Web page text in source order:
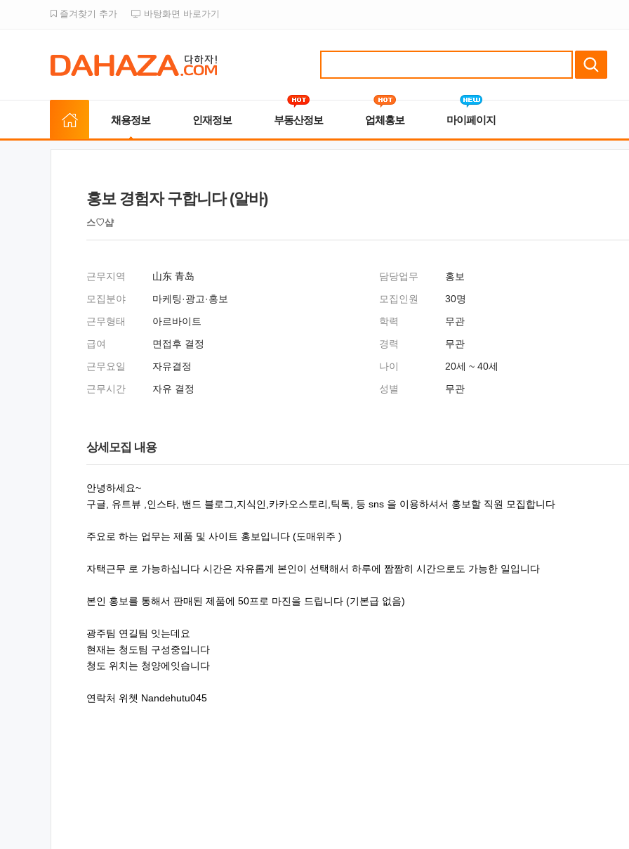
즐겨찾기 추가 바탕화면 바로가기
채용정보 인재정보 부동산정보 업체홍보 마이페이지
홍보 경험자 구합니다 (알바)
스♡샵
근무지역
山东 青岛
모집분야
마케팅·광고·홍보
근무형태
아르바이트
급여
면접후 결정
근무요일
자유결정
근무시간
자유 결정
담당업무
홍보
모집인원
30명
학력
무관
경력
무관
나이
20세 ~ 40세
성별
무관
상세모집 내용
안녕하세요~
구글, 유트뷰 ,인스타, 밴드 블로그,지식인,카카오스토리,틱톡, 등 sns 을 이용하셔서 홍보할 직원 모집합니다
주요로 하는 업무는 제품 및 사이트 홍보입니다 (도매위주 )
자택근무 로 가능하십니다 시간은 자유롭게 본인이 선택해서 하루에 짬짬히 시간으로도 가능한 일입니다
본인 홍보를 통해서 판매된 제품에 50프로 마진을 드립니다 (기본급 없음)
광주팀 연길팀 잇는데요
현재는 청도팀 구성중입니다
청도 위치는 청양에잇습니다
연락처 위쳇 Nandehutu045